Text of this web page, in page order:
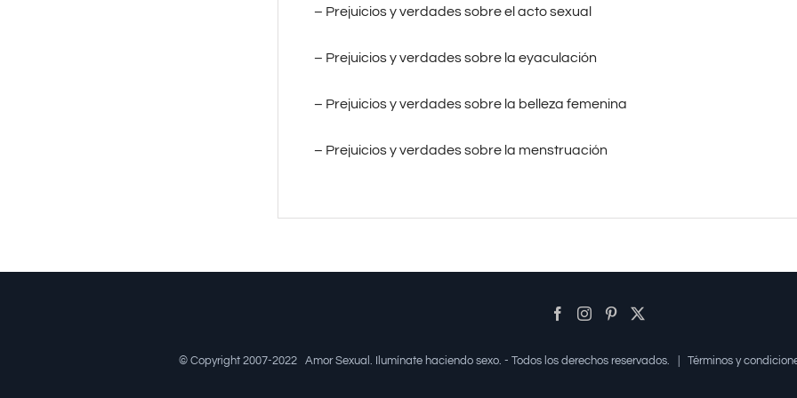
– Prejuicios y verdades sobre el acto sexual
– Prejuicios y verdades sobre la eyaculación
– Prejuicios y verdades sobre la belleza femenina
– Prejuicios y verdades sobre la menstruación
© Copyright 2007-2022 Amor Sexual . Ilumínate haciendo sexo. - Todos los derechos reservados. | Términos y